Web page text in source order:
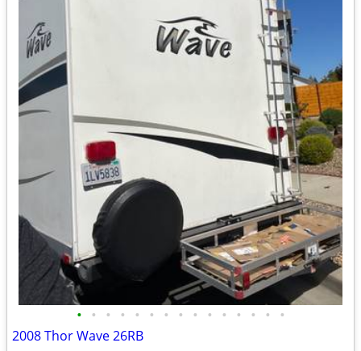
• • • • • • • • • • • • • • •
2008 Thor Wave 26RB